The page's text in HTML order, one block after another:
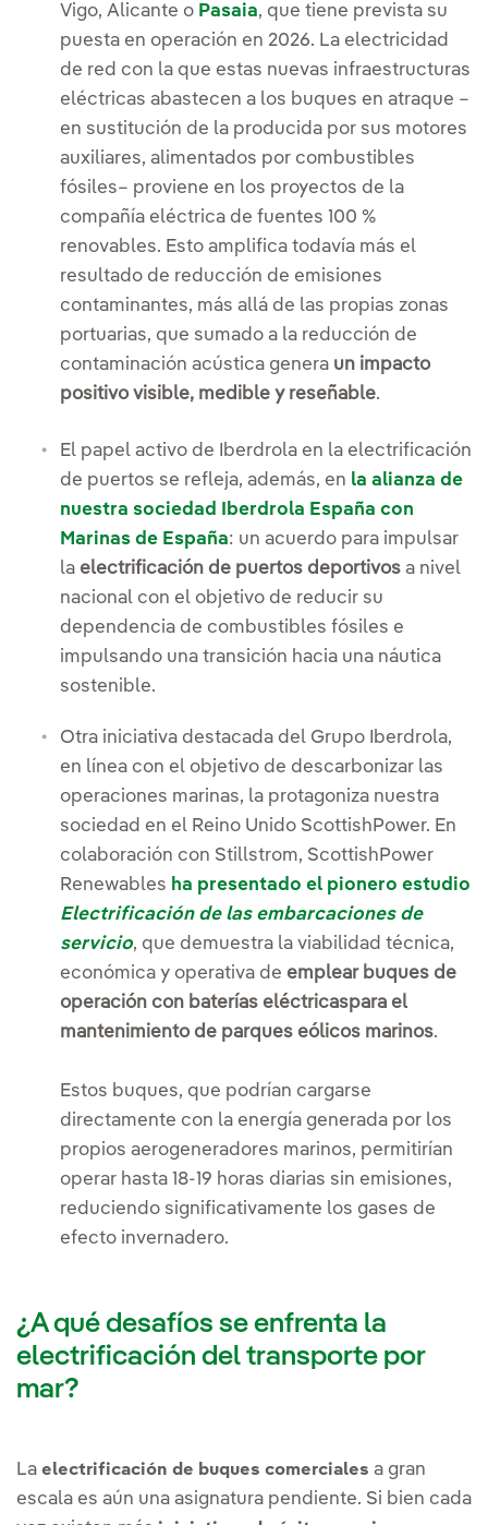
Vigo, Alicante o Pasaia, que tiene prevista su
puesta en operación en 2026. La electricidad
de red con la que estas nuevas infraestructuras
eléctricas abastecen a los buques en atraque –
en sustitución de la producida por sus motores
auxiliares, alimentados por combustibles
fósiles– proviene en los proyectos de la
compañía eléctrica de fuentes 100 %
renovables. Esto amplifica todavía más el
resultado de reducción de emisiones
contaminantes, más allá de las propias zonas
portuarias, que sumado a la reducción de
contaminación acústica genera un impacto
positivo visible, medible y reseñable.
El papel activo de Iberdrola en la electrificación
de puertos se refleja, además, en la alianza de
nuestra sociedad Iberdrola España con
Marinas de España: un acuerdo para impulsar
la electrificación de puertos deportivos a nivel
nacional con el objetivo de reducir su
dependencia de combustibles fósiles e
impulsando una transición hacia una náutica
sostenible.
Otra iniciativa destacada del Grupo Iberdrola,
en línea con el objetivo de descarbonizar las
operaciones marinas, la protagoniza nuestra
sociedad en el Reino Unido ScottishPower. En
colaboración con Stillstrom, ScottishPower
Renewables ha presentado el pionero estudio
Electrificación de las embarcaciones de
servicio, que demuestra la viabilidad técnica,
económica y operativa de emplear buques de
operación con baterías eléctricaspara el
mantenimiento de parques eólicos marinos.
Estos buques, que podrían cargarse
directamente con la energía generada por los
propios aerogeneradores marinos, permitirían
operar hasta 18-19 horas diarias sin emisiones,
reduciendo significativamente los gases de
efecto invernadero.
¿A qué desafíos se enfrenta la
electrificación del transporte por
mar?
La electrificación de buques comerciales a gran
escala es aún una asignatura pendiente. Si bien cada